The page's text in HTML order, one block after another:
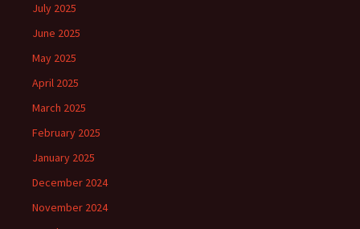
July 2025
June 2025
May 2025
April 2025
March 2025
February 2025
January 2025
December 2024
November 2024